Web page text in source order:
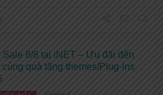
Sale 8/8 tại iNET – Ưu đãi đến
cùng quà tặng themes/Plug-ins